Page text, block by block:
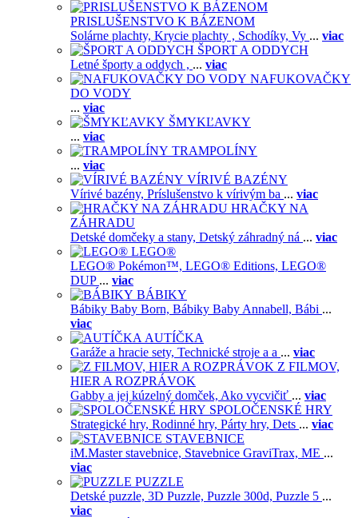
PRISLUŠENSTVO K BÁZENOM
Solárne plachty, Krycie plachty , Schodíky, Vy ... viac
ŠPORT A ODDYCH
Letné športy a oddych , ... viac
NAFUKOVAČKY
DO VODY
... viac
ŠMYKĽAVKY
... viac
TRAMPOLÍNY
... viac
VÍRIVÉ BAZÉNY
Vírivé bazény, Príslušenstvo k vírivým ba ... viac
HRAČKY NA
ZÁHRADU
Detské domčeky a stany, Detský záhradný ná ... viac
LEGO®
LEGO® Pokémon™, LEGO® Editions, LEGO®
DUP ... viac
BÁBIKY
Bábiky Baby Born, Bábiky Baby Annabell, Bábi ...
viac
AUTÍČKA
Garáže a hracie sety, Technické stroje a a ... viac
Z FILMOV,
HIER A ROZPRÁVOK
Gabby a jej kúzelný domček, Ako vycvičiť ... viac
SPOLOČENSKÉ HRY
Strategické hry, Rodinné hry, Párty hry, Dets ... viac
STAVEBNICE
iM.Master stavebnice, Stavebnice GraviTrax, ME ...
viac
PUZZLE
Detské puzzle, 3D Puzzle, Puzzle 300d, Puzzle 5 ...
viac